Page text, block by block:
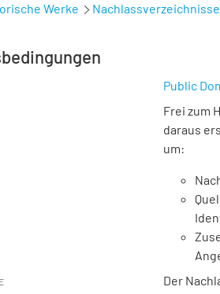
Werke Nachlassverzeichnisse
Public
Frei zum
daraus
um:
Der